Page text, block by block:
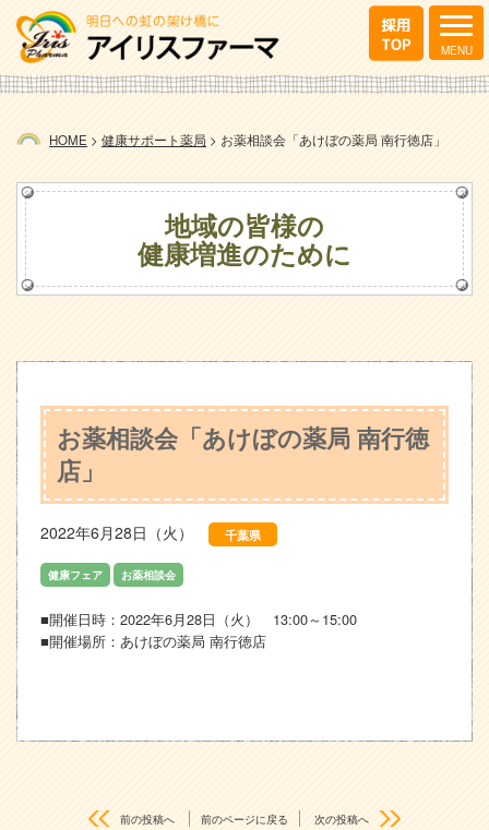
HOME > 健康サポート薬局 > お薬相談会「あけぼの薬局 南行徳店」
地域の皆様の
健康増進のために
お薬相談会「あけぼの薬局 南行徳
店」
2022年6月28日（火） 千葉県
健康フェア お薬相談会
■開催日時：2022年6月28日（火） 13:00～15:00
■開催場所：あけぼの薬局 南行徳店
前の投稿へ 前のページに戻る 次の投稿へ